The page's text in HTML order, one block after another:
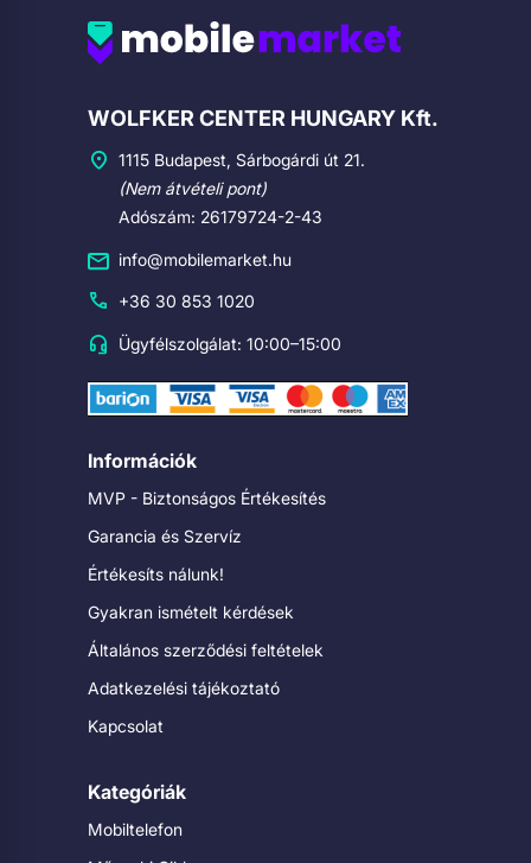
Cégadatok
WOLFKER CENTER HUNGARY Kft.
1115 Budapest, Sárbogárdi út 21.
(Nem átvételi pont)
Adószám: 26179724-2-43
info@mobilemarket.hu
+36 30 853 1020
Ügyfélszolgálat: 10:00–15:00
Információk
MVP - Biztonságos Értékesítés
Garancia és Szervíz
Értékesíts nálunk!
Gyakran ismételt kérdések
Általános szerződési feltételek
Adatkezelési tájékoztató
Kapcsolat
Kategóriák
Mobiltelefon